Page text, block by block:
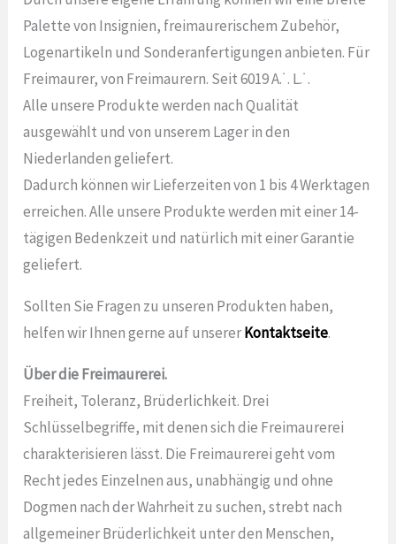
Palette von Insignien, freimaurerischem Zubehör,
Logenartikeln und Sonderanfertigungen anbieten. Für
Freimaurer, von Freimaurern. Seit 6019 A.˙. L.˙.
Alle unsere Produkte werden nach Qualität
ausgewählt und von unserem Lager in den
Niederlanden geliefert.
Dadurch können wir Lieferzeiten von 1 bis 4 Werktagen
erreichen. Alle unsere Produkte werden mit einer 14-
tägigen Bedenkzeit und natürlich mit einer Garantie
geliefert.
Sollten Sie Fragen zu unseren Produkten haben,
helfen wir Ihnen gerne auf unsererKontaktseite.
Über die Freimaurerei.
Freiheit, Toleranz, Brüderlichkeit. Drei
Schlüsselbegriffe, mit denen sich die Freimaurerei
charakterisieren lässt. Die Freimaurerei geht vom
Recht jedes Einzelnen aus, unabhängig und ohne
Dogmen nach der Wahrheit zu suchen, strebt nach
allgemeiner Brüderlichkeit unter den Menschen,